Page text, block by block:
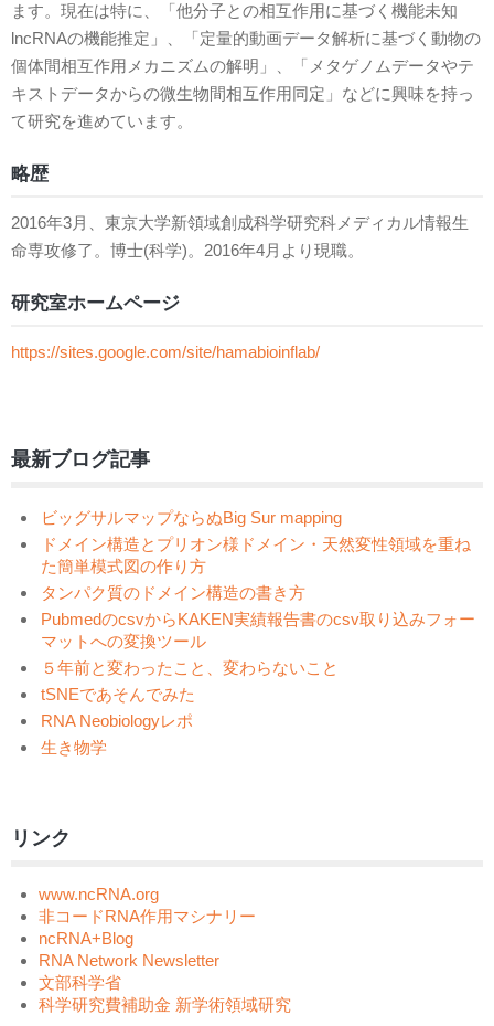
ます。現在は特に、「他分子との相互作用に基づく機能未知
lncRNAの機能推定」、「定量的動画データ解析に基づく動物の
個体間相互作用メカニズムの解明」、「メタゲノムデータやテ
キストデータからの微生物間相互作用同定」などに興味を持っ
て研究を進めています。
略歴
2016年3月、東京大学新領域創成科学研究科メディカル情報生
命専攻修了。博士(科学)。2016年4月より現職。
研究室ホームページ
https://sites.google.com/site/hamabioinflab/
最新ブログ記事
ビッグサルマップならぬBig Sur mapping
ドメイン構造とプリオン様ドメイン・天然変性領域を重ね
た簡単模式図の作り方
タンパク質のドメイン構造の書き方
PubmedのcsvからKAKEN実績報告書のcsv取り込みフォー
マットへの変換ツール
５年前と変わったこと、変わらないこと
tSNEであそんでみた
RNA Neobiologyレポ
生き物学
リンク
www.ncRNA.org
非コードRNA作用マシナリー
ncRNA+Blog
RNA Network Newsletter
文部科学省
科学研究費補助金 新学術領域研究